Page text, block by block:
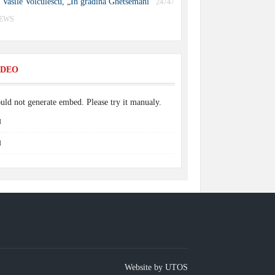
24747
not generate embed. Please try it manualy.
Website by UTOS